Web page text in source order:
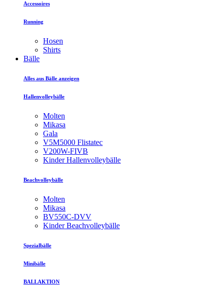
Accessoires
Running
Hosen
Shirts
Bälle
Alles aus Bälle anzeigen
Hallenvolleybälle
Molten
Mikasa
Gala
V5M5000 Flistatec
V200W-FIVB
Kinder Hallenvolleybälle
Beachvolleybälle
Molten
Mikasa
BV550C-DVV
Kinder Beachvolleybälle
Spezialbälle
Minibälle
BALLAKTION